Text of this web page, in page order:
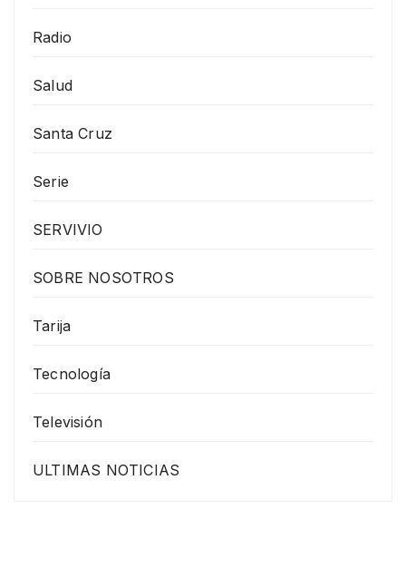
Radio
Salud
Santa Cruz
Serie
SERVIVIO
SOBRE NOSOTROS
Tarija
Tecnología
Televisión
ULTIMAS NOTICIAS